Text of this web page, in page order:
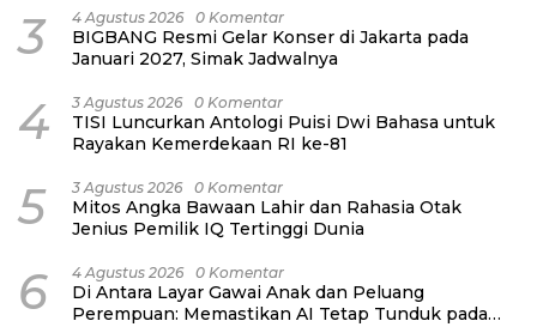
3 4 Agustus 2026 0 Komentar
BIGBANG Resmi Gelar Konser di Jakarta pada
Januari 2027, Simak Jadwalnya
4 3 Agustus 2026 0 Komentar
TISI Luncurkan Antologi Puisi Dwi Bahasa untuk
Rayakan Kemerdekaan RI ke-81
5 3 Agustus 2026 0 Komentar
Mitos Angka Bawaan Lahir dan Rahasia Otak
Jenius Pemilik IQ Tertinggi Dunia
6 4 Agustus 2026 0 Komentar
Di Antara Layar Gawai Anak dan Peluang
Perempuan: Memastikan AI Tetap Tunduk pada